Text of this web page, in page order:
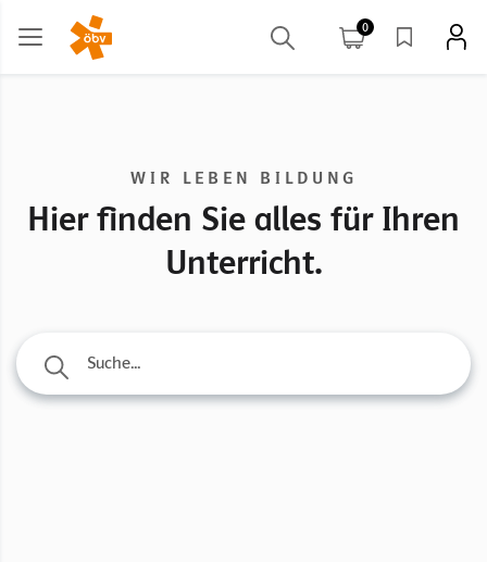
0
WIR LEBEN BILDUNG
Hier finden Sie alles für Ihren
Unterricht.
Suche...